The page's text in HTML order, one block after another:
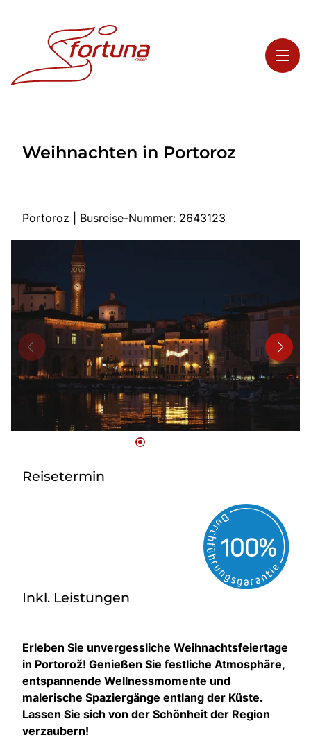
Highlights
Busreisen
Bus mieten
Reisebüro
Newsletter
Kontakt
Weihnachten in Portoroz
Portoroz | Busreise-Nummer: 2643123
Reisetermin
Inkl. Leistungen
Erleben Sie unvergessliche Weihnachtsfeiertage
in Portorož! Genießen Sie festliche Atmosphäre,
entspannende Wellnessmomente und
malerische Spaziergänge entlang der Küste.
Lassen Sie sich von der Schönheit der Region
verzaubern!